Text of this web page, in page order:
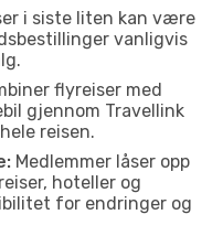
i siste liten kan være
vanligvis
flyreiser med
gjennom Travellink
reisen.
Medlemmer låser opp
hoteller og
for endringer og